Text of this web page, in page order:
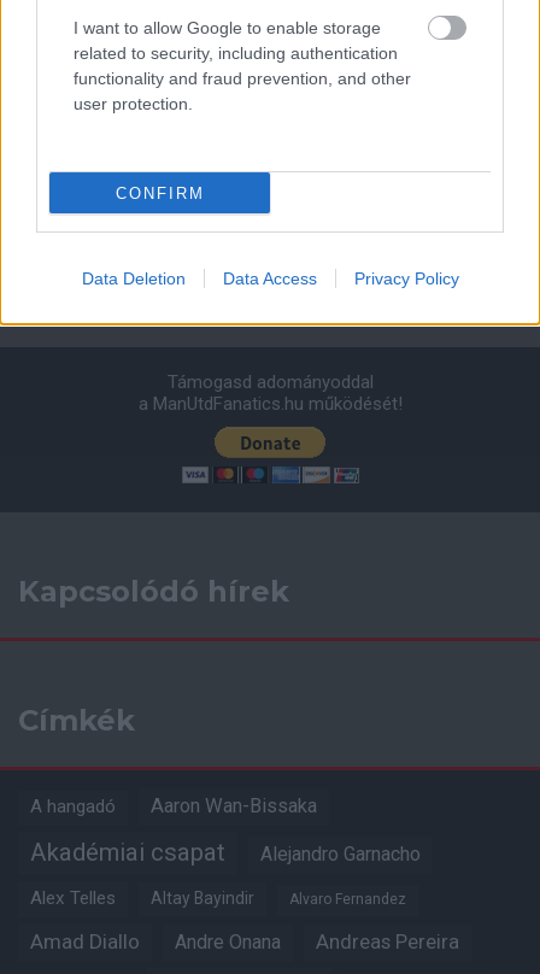
I want to allow Google to enable storage
related to security, including authentication
functionality and fraud prevention, and other
user protection.
CONFIRM
Data Deletion Data Access Privacy Policy
1 nap 11 óra 29 perc 5 másodperc
Leeds UnitedvsManchester United
ELŐZŐ MÉRKŐZÉSEK
Támogasd adományoddal
a ManUtdFanatics.hu működését!
Kapcsolódó hírek
Címkék
A hangadó Aaron Wan-Bissaka
Akadémiai csapat Alejandro Garnacho
Alex Telles Altay Bayindir Alvaro Fernandez
Amad Diallo Andre Onana Andreas Pereira